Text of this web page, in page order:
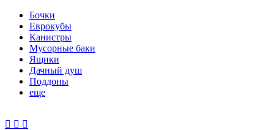
Бочки
Еврокубы
Канистры
Мусорные баки
Ящики
Дачный душ
Поддоны
еще